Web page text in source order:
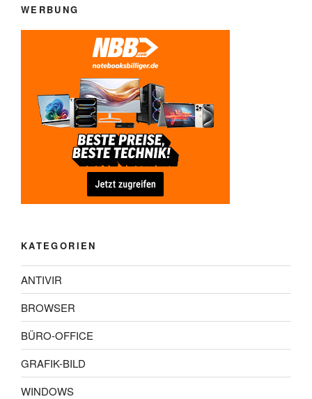
WERBUNG
KATEGORIEN
ANTIVIR
BROWSER
BÜRO-OFFICE
GRAFIK-BILD
WINDOWS